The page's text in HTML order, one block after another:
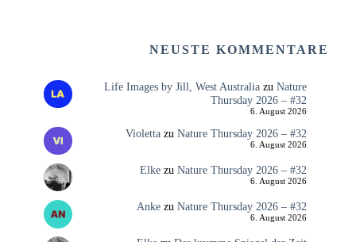
NEUSTE KOMMENTARE
Life Images by Jill, West Australiazu Nature
Thursday 2026 – #32
6. August 2026
Violettazu Nature Thursday 2026 – #32
6. August 2026
Elkezu Nature Thursday 2026 – #32
6. August 2026
Ankezu Nature Thursday 2026 – #32
6. August 2026